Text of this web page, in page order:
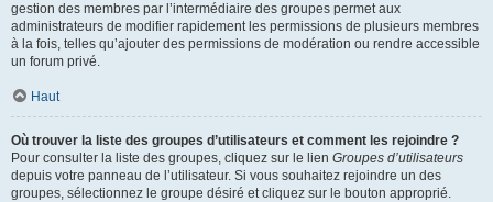
gestion des membres par l’intermédiaire des groupes permet aux
administrateurs de modifier rapidement les permissions de plusieurs membres
à la fois, telles qu’ajouter des permissions de modération ou rendre accessible
un forum privé.
Haut
Où trouver la liste des groupes d’utilisateurs et comment les rejoindre ?
Pour consulter la liste des groupes, cliquez sur le lien Groupes d’utilisateurs
depuis votre panneau de l’utilisateur. Si vous souhaitez rejoindre un des
groupes, sélectionnez le groupe désiré et cliquez sur le bouton approprié.